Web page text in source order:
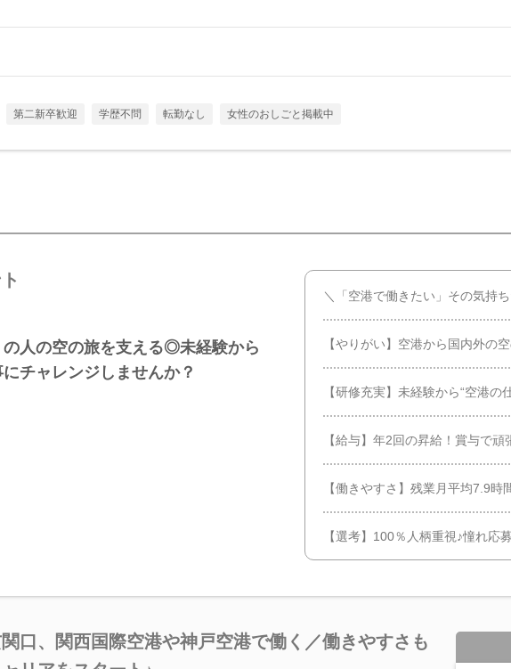
第二新卒歓迎 学歴不問 転勤なし 女性のおしごと掲載中
の人の空の旅を支える◎未経験から
チャレンジしませんか？
＼「空港で働きたい」その気持
【やりがい】空港から国内外の
【研修充実】未経験から“空港の
【給与】年2回の昇給！賞与で
【働きやすさ】残業月平均7.9時
【選考】100％人柄重視♪憧れ応
口、関西国際空港や神戸空港で働く／働きやすさも